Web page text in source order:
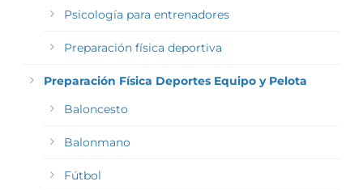
Psicología para entrenadores
Preparación física deportiva
Preparación Física Deportes Equipo y Pelota
Baloncesto
Balonmano
Fútbol